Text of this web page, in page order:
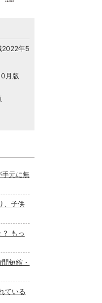
2022年5
月版
手元に無
、子供
もっ
短縮・
ている